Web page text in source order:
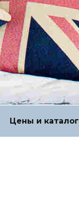
Цены и каталог